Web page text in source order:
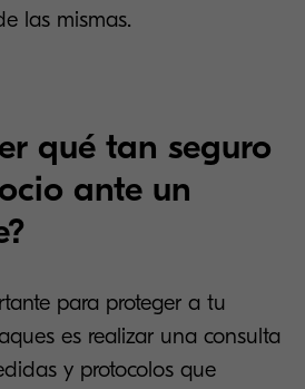
las mismas.
qué tan seguro
ante un
para proteger a tu
es realizar una consulta
y protocolos que